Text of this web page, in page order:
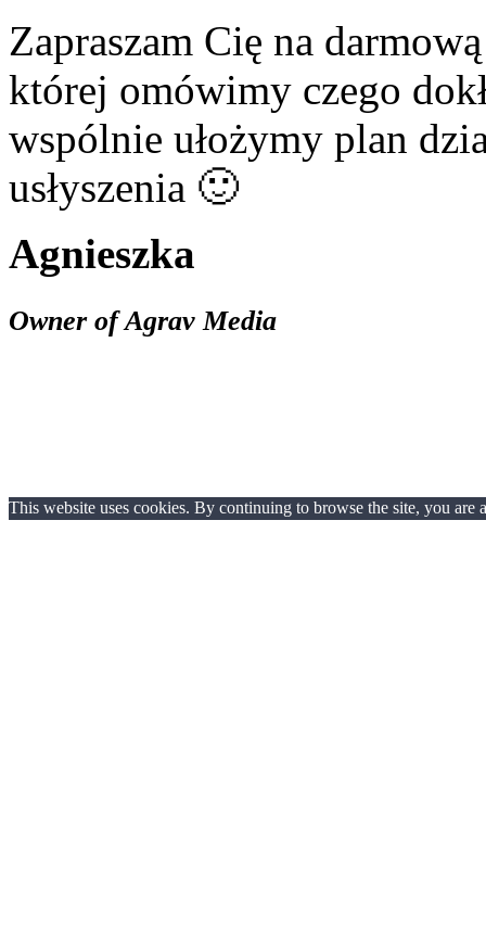
Zapraszam Cię na
której omówimy czego
wspólnie ułożymy plan
usłyszenia 🙂
Agnieszka
Owner of Agrav Media
This website uses cookies. By continuing to browse the site, you are